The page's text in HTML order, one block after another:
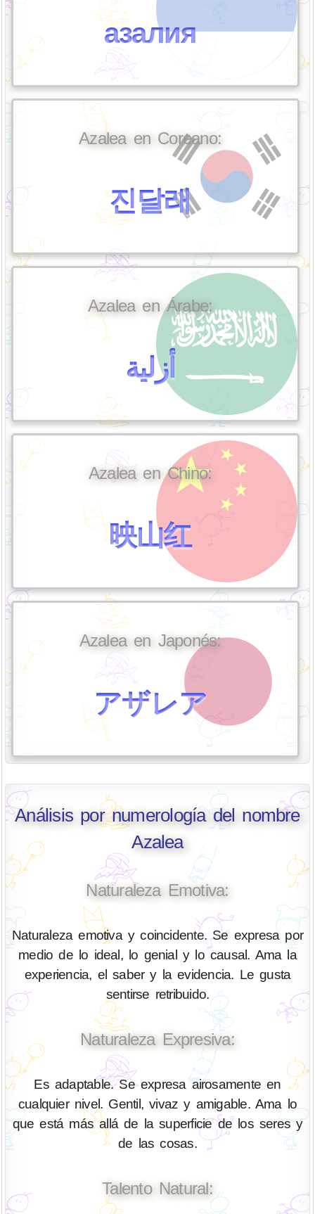
азалия
Azalea en Coreano:
진달래
Azalea en Árabe:
أزلية
Azalea en Chino:
映山红
Azalea en Japonés:
アザレア
Análisis por numerología del nombre
Azalea
Naturaleza Emotiva:
Naturaleza emotiva y coincidente. Se expresa por
medio de lo ideal, lo genial y lo causal. Ama la
experiencia, el saber y la evidencia. Le gusta
sentirse retribuido.
Naturaleza Expresiva:
Es adaptable. Se expresa airosamente en
cualquier nivel. Gentil, vivaz y amigable. Ama lo
que está más allá de la superficie de los seres y
de las cosas.
Talento Natural: